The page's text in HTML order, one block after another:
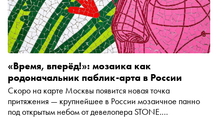
«Время, вперёд!»: мозаика как
родоначальник паблик-арта в России
Скоро на карте Москвы появится новая точка
притяжения — крупнейшее в России мозаичное панно
под открытым небом от девелопера STONE.